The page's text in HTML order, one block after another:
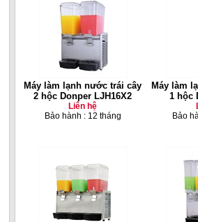
Máy làm lạnh nước trái cây
2 hộc Donper LJH16X2
Liên hệ
Bảo hành : 12 tháng
Máy làm
1 hộc
Bảo